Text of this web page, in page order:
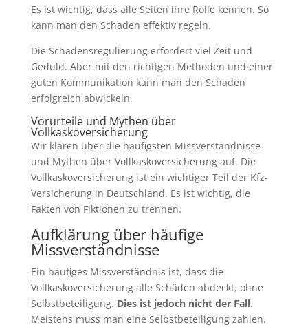
Es ist wichtig, dass alle Seiten ihre Rolle kennen. So
kann man den Schaden effektiv regeln.
Die Schadensregulierung erfordert viel Zeit und
Geduld. Aber mit den richtigen Methoden und einer
guten Kommunikation kann man den Schaden
erfolgreich abwickeln.
Vorurteile und Mythen über
Vollkaskoversicherung
Wir klären über die häufigsten Missverständnisse
und Mythen über Vollkaskoversicherung auf. Die
Vollkaskoversicherung ist ein wichtiger Teil der Kfz-
Versicherung in Deutschland. Es ist wichtig, die
Fakten von Fiktionen zu trennen.
Aufklärung über häufige
Missverständnisse
Ein häufiges Missverständnis ist, dass die
Vollkaskoversicherung alle Schäden abdeckt, ohne
Selbstbeteiligung. Dies ist jedoch nicht der Fall.
Meistens muss man eine Selbstbeteiligung zahlen.